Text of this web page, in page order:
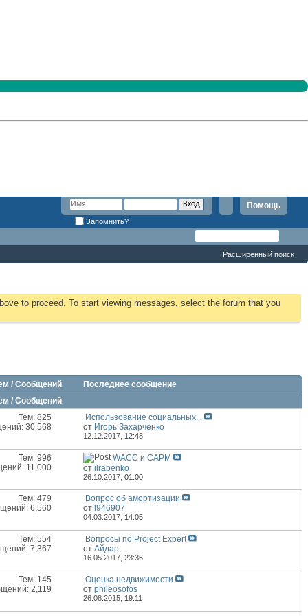
Помощь
Запомнить?
Расширенный поиск
to proceed. To start viewing messages, select the forum that you
/ Сообщений
Последнее сообщение
/ Сообщений
Тем: 825
30,568
Использование социальных...
от Игорь Захарченко
12.12.2017, 12:48
Тем: 996
11,000
WACC и CAPM
отilrabenko
26.10.2017,01:00
Тем: 479
6,560
Вопрос об амортизации
от l946907
04.03.2017, 14:05
Тем: 554
7,367
Вопросы по Project Expert
отАйдар
16.05.2017,23:36
Тем: 145
2,119
Оценка недвижимости
отphileosofos
26.08.2015, 19:11